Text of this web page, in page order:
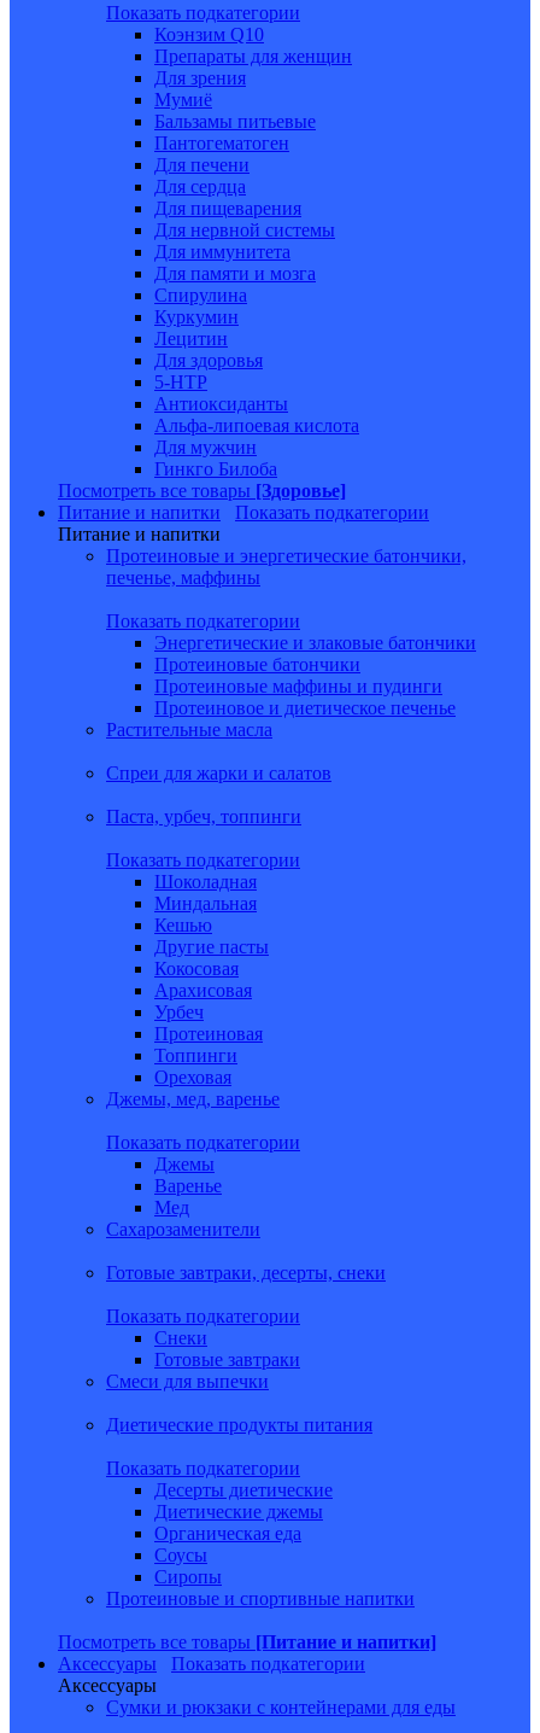
Показать подкатегории
Коэнзим Q10
Препараты для женщин
Для зрения
Мумиё
Бальзамы питьевые
Пантогематоген
Для печени
Для сердца
Для пищеварения
Для нервной системы
Для иммунитета
Для памяти и мозга
Спирулина
Куркумин
Лецитин
Для здоровья
5-HTP
Антиоксиданты
Альфа-липоевая кислота
Для мужчин
Гинкго Билоба
Посмотреть все товары [Здоровье]
Питание и напитки
Показать подкатегории
Питание и напитки
Протеиновые и энергетические батончики,
печенье, маффины
Показать подкатегории
Энергетические и злаковые батончики
Протеиновые батончики
Протеиновые маффины и пудинги
Протеиновое и диетическое печенье
Растительные масла
Спреи для жарки и салатов
Паста, урбеч, топпинги
Показать подкатегории
Шоколадная
Миндальная
Кешью
Другие пасты
Кокосовая
Арахисовая
Урбеч
Протеиновая
Топпинги
Ореховая
Джемы, мед, варенье
Показать подкатегории
Джемы
Варенье
Мед
Сахарозаменители
Готовые завтраки, десерты, снеки
Показать подкатегории
Снеки
Готовые завтраки
Смеси для выпечки
Диетические продукты питания
Показать подкатегории
Десерты диетические
Диетические джемы
Органическая еда
Соусы
Сиропы
Протеиновые и спортивные напитки
Посмотреть все товары [Питание и напитки]
Аксессуары
Показать подкатегории
Аксессуары
Сумки и рюкзаки с контейнерами для еды